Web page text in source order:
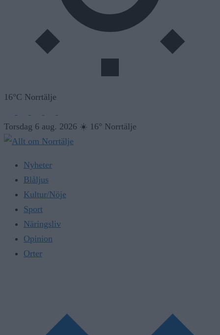
16°C Norrtälje
Torsdag 6 aug. 2026 ☀️ 16° Norrtälje
Nyheter
Blåljus
Kultur/Nöje
Sport
Näringsliv
Opinion
Orter